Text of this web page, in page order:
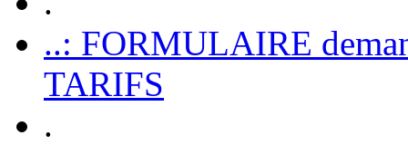
..: FORMULAIRE
TARIFS
.